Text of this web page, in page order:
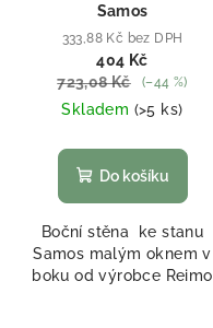
Samos
333,88 Kč bez DPH
404 Kč
723,08 Kč
(–44 %)
Skladem (>5 ks)
Do košíku
Boční stěna ke stanu
Samos malým oknem v
boku od výrobce Reimo